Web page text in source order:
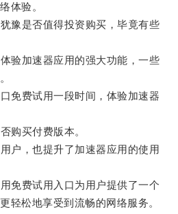
体验。
是否值得投资购买，毕竟有些
加速器应用的强大功能，一些
费试用一段时间，体验加速器
买付费版本。
，也提升了加速器应用的使用
费试用入口为用户提供了一个
轻松地享受到流畅的网络服务。